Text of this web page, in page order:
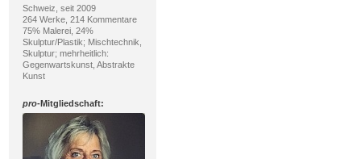
Schweiz, seit 2009
264 Werke, 214 Kommentare
75% Malerei, 24%
Skulptur/Plastik; Mischtechnik,
Skulptur; mehrheitlich:
Gegenwartskunst, Abstrakte
Kunst
pro-Mitgliedschaft: